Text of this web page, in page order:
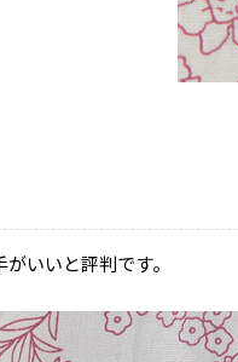
いいと評判です。